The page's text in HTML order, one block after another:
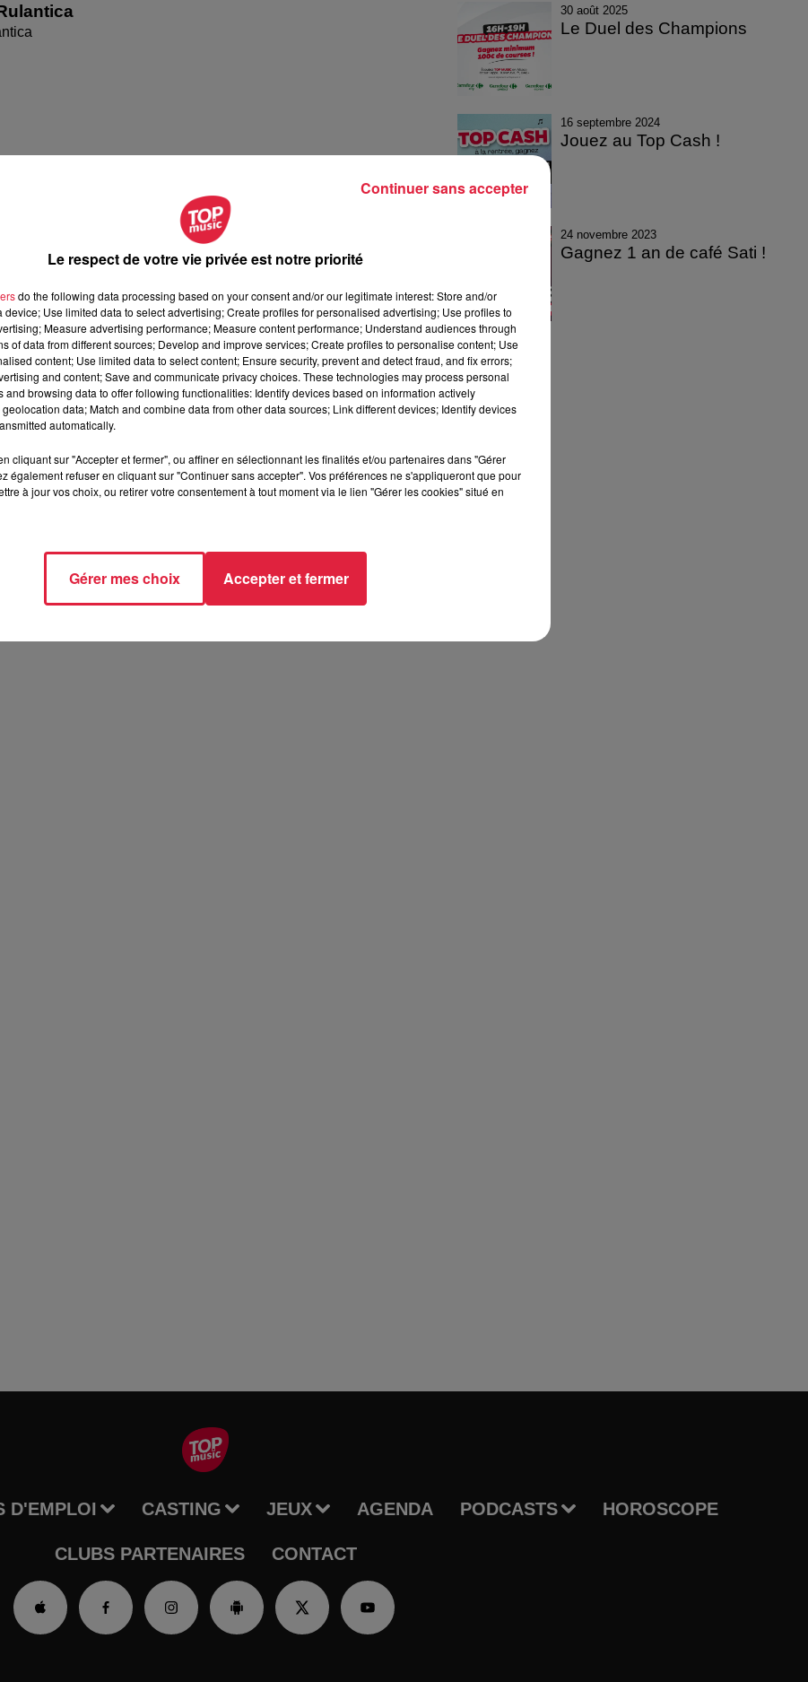
2026
30 août 2025
Le Duel des Champions
16 septembre 2024
Jouez au Top Cash !
24 novembre 2023
Gagnez 1 an de café Sati !
D'EMPLOI CASTING JEUX AGENDA PODCASTS HOROSCOPE
CLUBS PARTENAIRES CONTACT
Le respect de votre vie privée est notre priorité
do the following data processing based on your consent and/or our legitimate interest: Store and/or
device; Use limited data to select advertising; Create profiles for personalised advertising; Use profiles to
Measure advertising performance; Measure content performance; Understand audiences through
of data from different sources; Develop and improve services; Create profiles to personalise content; Use
content; Use limited data to select content; Ensure security, prevent and detect fraud, and fix errors;
and content; Save and communicate privacy choices. These technologies may process personal
and browsing data to offer following functionalities: Identify devices based on information actively
data; Match and combine data from other data sources; Link different devices; Identify devices
automatically.
cliquant sur "Accepter et fermer", ou affiner en sélectionnant les finalités et/ou partenaires dans "Gérer
également refuser en cliquant sur "Continuer sans accepter". Vos préférences ne s'appliqueront que pour
à jour vos choix, ou retirer votre consentement à tout moment via le lien "Gérer les cookies" situé en
Gérer mes choix Accepter et fermer
Continuer sans accepter